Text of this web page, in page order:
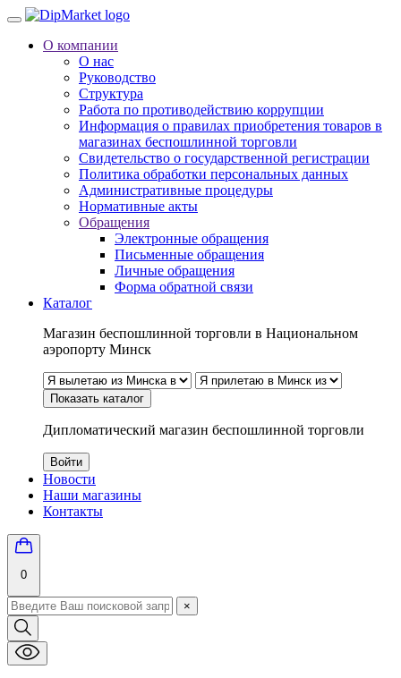
О компании
О нас
Руководство
Структура
Работа по противодействию коррупции
Информация о правилах приобретения товаров в
магазинах беспошлинной торговли
Свидетельство о государственной регистрации
Политика обработки персональных данных
Административные процедуры
Нормативные акты
Обращения
Электронные обращения
Письменные обращения
Личные обращения
Форма обратной связи
Каталог
Магазин беспошлинной торговли в Национальном
аэропорту Минск
Показать каталог
Дипломатический магазин беспошлинной торговли
Войти
Новости
Наши магазины
Контакты
0
×